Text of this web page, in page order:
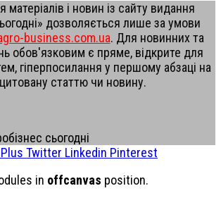
матеріалів і новин із сайту видання
дозволяється лише за умови
business.com.ua. Для новинних та
обов'язковим є пряме, відкрите для
гіперпосилання у першому абзаці на
статтю чи новину.
сьогодні
Twitter Linkedin Pinterest
in offcanvas position.